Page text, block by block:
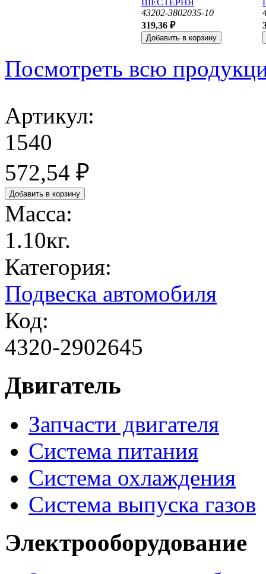
ШЕСТЕРНЯ
43202-3802035-10
319,36 ₽
Посмотреть всю
Артикул:
1540
572,54 ₽
Масса:
1.10кг.
Категория:
Подвеска автомобиля
Код:
4320-2902645
Двигатель
Запчасти двигателя
Система питания
Система охлаждения
Система выпуска газов
Электрооборудование